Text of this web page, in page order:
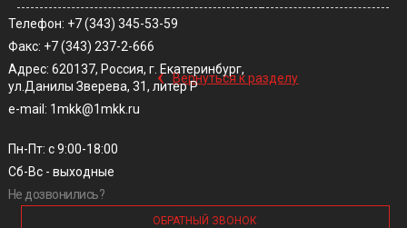
‹ Вернуться к разделу
Телефон: +7 (343) 345-53-59
Факс: +7 (343) 237-2-666
Адрес: 620137, Россия, г. Екатеринбург,
ул.Данилы Зверева, 31, литер Р
e-mail: 1mkk@1mkk.ru
Пн-Пт: с 9:00-18:00
Сб-Вс - выходные
Не дозвонились?
ОБРАТНЫЙ ЗВОНОК